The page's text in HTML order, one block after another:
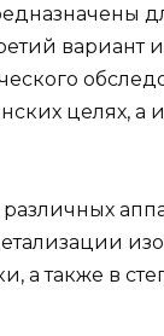
вариант
целях, а
а также в